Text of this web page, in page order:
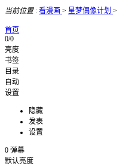
当前位置: 看漫画 > 星梦偶像计划 >
首页
0/0
亮度
书签
目录
自动
设置
隐藏
发表
设置
0 弹幕
默认亮度